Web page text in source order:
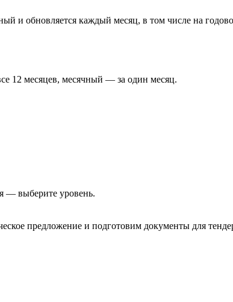
обновляется каждый месяц, в том числе на
12 месяцев, месячный — за один месяц.
— выберите уровень.
предложение и подготовим документы для